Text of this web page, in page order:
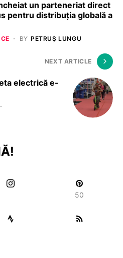
un parteneriat direct
pentru distribuția globală a
BY PETRUȘ LUNGU
NEXT ARTICLE
electrică e-
50